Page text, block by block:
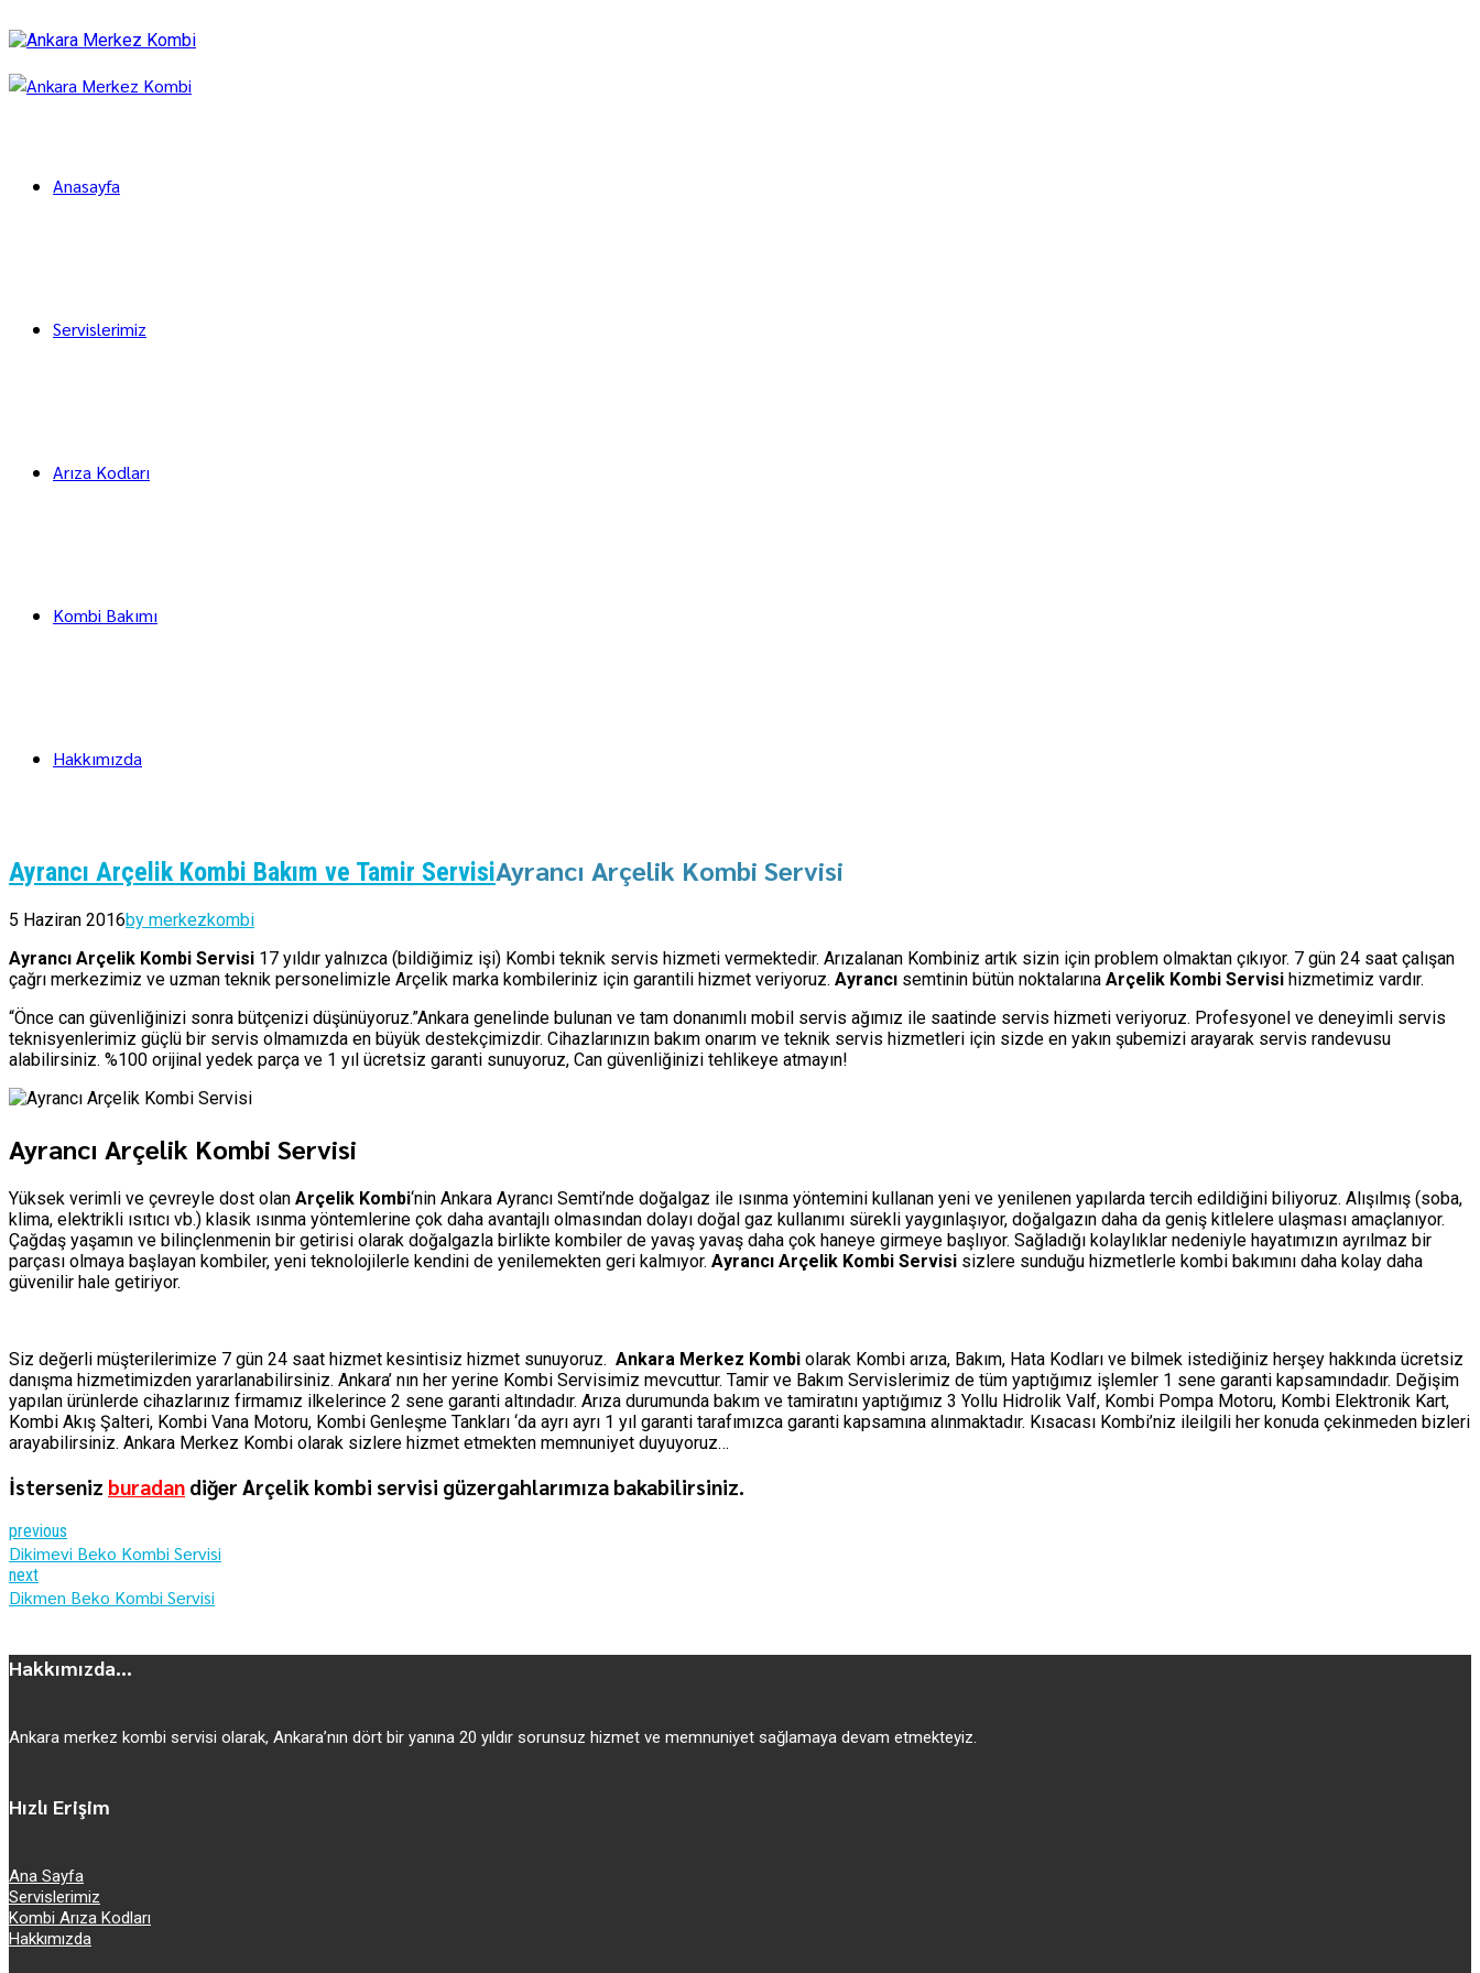
Anasayfa
Servislerimiz
Arıza Kodları
Kombi Bakımı
Hakkımızda
Ayrancı Arçelik Kombi Bakım ve Tamir ServisiAyrancı Arçelik Kombi Servisi
5 Haziran 2016by merkezkombi
Ayrancı Arçelik Kombi Servisi 17 yıldır yalnızca (bildiğimiz işi) Kombi teknik servis hizmeti vermektedir. Arızalanan Kombiniz artık sizin için problem olmaktan çıkıyor. 7 gün 24 saat çalışan
çağrı merkezimiz ve uzman teknik personelimizle Arçelik marka kombileriniz için garantili hizmet veriyoruz. Ayrancı semtinin bütün noktalarına Arçelik Kombi Servisi hizmetimiz vardır.
“Önce can güvenliğinizi sonra bütçenizi düşünüyoruz.”Ankara genelinde bulunan ve tam donanımlı mobil servis ağımız ile saatinde servis hizmeti veriyoruz. Profesyonel ve deneyimli servis
teknisyenlerimiz güçlü bir servis olmamızda en büyük destekçimizdir. Cihazlarınızın bakım onarım ve teknik servis hizmetleri için sizde en yakın şubemizi arayarak servis randevusu
alabilirsiniz. %100 orijinal yedek parça ve 1 yıl ücretsiz garanti sunuyoruz, Can güvenliğinizi tehlikeye atmayın!
Ayrancı Arçelik Kombi Servisi
Yüksek verimli ve çevreyle dost olan Arçelik Kombi‘nin Ankara Ayrancı Semti’nde doğalgaz ile ısınma yöntemini kullanan yeni ve yenilenen yapılarda tercih edildiğini biliyoruz. Alışılmış (soba,
klima, elektrikli ısıtıcı vb.) klasik ısınma yöntemlerine çok daha avantajlı olmasından dolayı doğal gaz kullanımı sürekli yaygınlaşıyor, doğalgazın daha da geniş kitlelere ulaşması amaçlanıyor.
Çağdaş yaşamın ve bilinçlenmenin bir getirisi olarak doğalgazla birlikte kombiler de yavaş yavaş daha çok haneye girmeye başlıyor. Sağladığı kolaylıklar nedeniyle hayatımızın ayrılmaz bir
parçası olmaya başlayan kombiler, yeni teknolojilerle kendini de yenilemekten geri kalmıyor. Ayrancı Arçelik Kombi Servisi sizlere sunduğu hizmetlerle kombi bakımını daha kolay daha
güvenilir hale getiriyor.
Siz değerli müşterilerimize 7 gün 24 saat hizmet kesintisiz hizmet sunuyoruz. Ankara Merkez Kombi olarak Kombi arıza, Bakım, Hata Kodları ve bilmek istediğiniz herşey hakkında ücretsiz
danışma hizmetimizden yararlanabilirsiniz. Ankara’ nın her yerine Kombi Servisimiz mevcuttur. Tamir ve Bakım Servislerimiz de tüm yaptığımız işlemler 1 sene garanti kapsamındadır. Değişim
yapılan ürünlerde cihazlarınız firmamız ilkelerince 2 sene garanti altındadır. Arıza durumunda bakım ve tamiratını yaptığımız 3 Yollu Hidrolik Valf, Kombi Pompa Motoru, Kombi Elektronik Kart,
Kombi Akış Şalteri, Kombi Vana Motoru, Kombi Genleşme Tankları ‘da ayrı ayrı 1 yıl garanti tarafımızca garanti kapsamına alınmaktadır. Kısacası Kombi’niz ileilgili her konuda çekinmeden bizleri
arayabilirsiniz. Ankara Merkez Kombi olarak sizlere hizmet etmekten memnuniyet duyuyoruz…
İsterseniz buradan diğer Arçelik kombi servisi güzergahlarımıza bakabilirsiniz.
previous
Dikimevi Beko Kombi Servisi
next
Dikmen Beko Kombi Servisi
Hakkımızda...
Ankara merkez kombi servisi olarak, Ankara’nın dört bir yanına 20 yıldır sorunsuz hizmet ve memnuniyet sağlamaya devam etmekteyiz.
Hızlı Erişim
Ana Sayfa
Servislerimiz
Kombi Arıza Kodları
Hakkımızda